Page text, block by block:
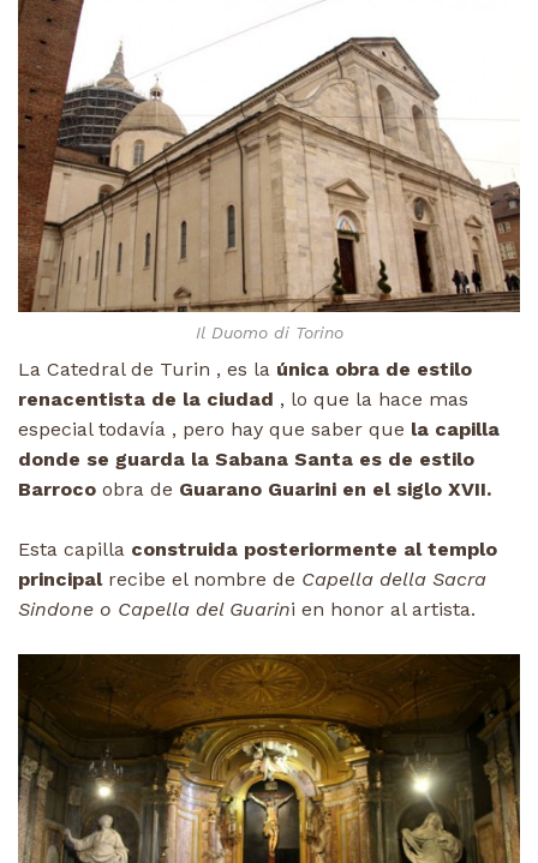
Il Duomo di Torino
La Catedral de Turin , es la única obra de estilo
renacentista de la ciudad , lo que la hace mas
especial todavía , pero hay que saber que la capilla
donde se guarda la Sabana Santa es de estilo
Barroco obra de Guarano Guarini en el siglo XVII.
Esta capilla construida posteriormente al templo
principalrecibe el nombre de Capella della Sacra
Sindone o Capella del Guarini en honor al artista.